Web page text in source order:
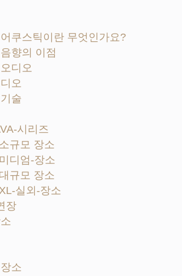
쿠스틱이란 무엇인가요?
향의 이점
디오
오
술
시리즈
규모 장소
디엄-장소
규모 장소
실외-장소
장
소